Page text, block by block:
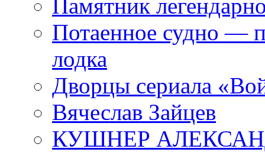
Памятник
Потаенное судно —
лодка
Дворцы сериала
Вячеслав Зайцев
КУШНЕР